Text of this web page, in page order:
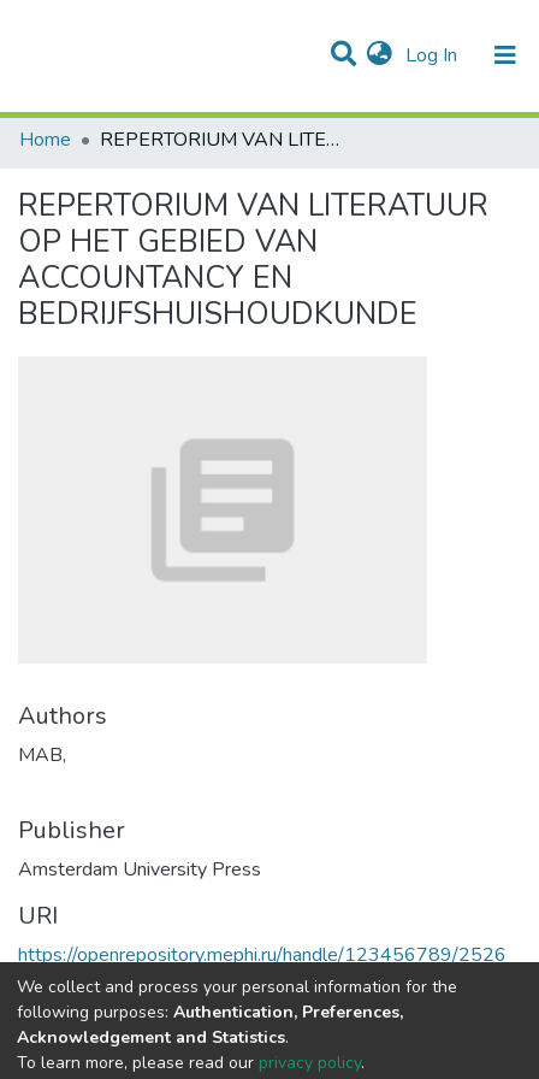
Log In (current)
Communities & Collections
Statistics
All of DSpace
Home
REPERTORIUM VAN LITERATUUR OP HET GEBIED VAN ACCOUNTANCY EN BEDRIJFSHUISHOUDKUNDE
REPERTORIUM VAN LITERATUUR
OP HET GEBIED VAN
ACCOUNTANCY EN
BEDRIJFSHUISHOUDKUNDE
Authors
MAB,
Publisher
Amsterdam University Press
URI
https://openrepository.mephi.ru/handle/123456789/2526
Full item page
We collect and process your personal information for the
following purposes: Authentication, Preferences,
Acknowledgement and Statistics.
To learn more, please read our privacy policy.